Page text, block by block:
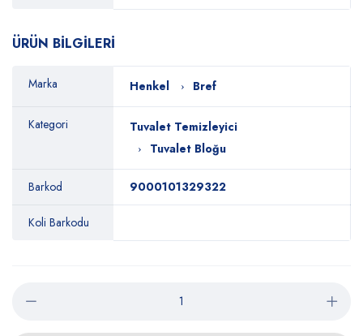
ÜRÜN BİLGİLERİ
Marka Henkel Bref
Kategori
Tuvalet Temizleyici
Tuvalet Bloğu
Barkod 9000101329322
Koli Barkodu